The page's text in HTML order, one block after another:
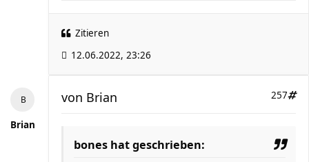
Zitieren
12.06.2022, 23:26
Brian
257
von Brian
bones hat geschrieben: